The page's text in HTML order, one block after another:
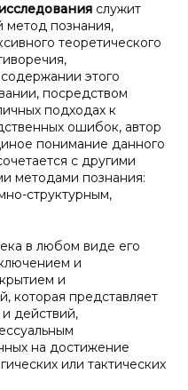
служит
метод познания,
теоретического
этого
посредством
подходах к
ошибок, автор
понимание данного
с другими
методами познания:
структурным,
в любом виде его
и
и
которая представляет
действий,
на достижение
или тактических